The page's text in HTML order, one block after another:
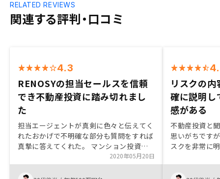
関連する評判・口コミ
RELATED REVIEWS
4.3
RENOSYの担当セールスを信頼
でき不動産投資に踏み切れまし
た
担当エージェントが真剣に色々と伝えてく
れたおかげで不明確な部分も質問をすれば
真摯に答えてくれた。 マンション投資自
体はかなりの長期目線なので長い間関わっ
てくると思えば信頼できるセールスマンを
探すことに尽きる。 また、他の不動産屋
2020年05月20日
リスクの
確に説明し
感がある
不動産投資と
思いがちです
スクを非常に
ですが、合わ
クを踏まえた